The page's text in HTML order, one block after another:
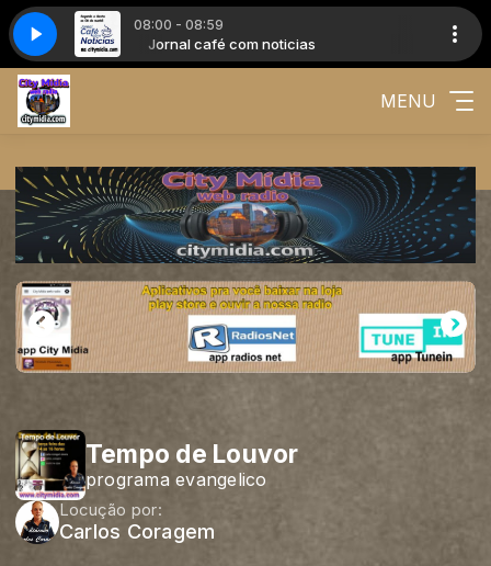
08:00 - 08:59
Jornal café com noticias
Carvalhal Manhã na City com Kiko Carvalhal
MENU
Tempo de Louvor
programa evangelico
Locução por:
Carlos Coragem